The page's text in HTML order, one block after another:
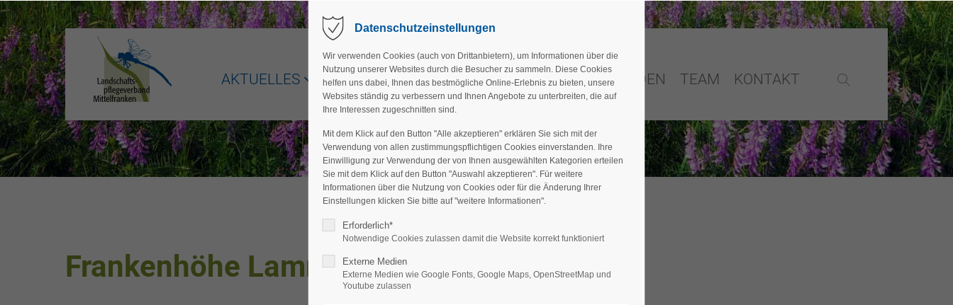
AKTUELLES ANGEBOT VEREIN PROJEKTE SPENDEN TEAM KONTAKT
Frankenhöhe Lamm-Aktionswochen
Datenschutzeinstellungen
Wir verwenden Cookies (auch von Drittanbietern), um Informationen über die
Nutzung unserer Websites durch die Besucher zu sammeln. Diese Cookies
helfen uns dabei, Ihnen das bestmögliche Online-Erlebnis zu bieten, unsere
Websites ständig zu verbessern und Ihnen Angebote zu unterbreiten, die auf
Ihre Interessen zugeschnitten sind.
Mit dem Klick auf den Button "Alle akzeptieren" erklären Sie sich mit der
Verwendung von allen zustimmungspflichtigen Cookies einverstanden. Ihre
Einwilligung zur Verwendung der von Ihnen ausgewählten Kategorien erteilen
Sie mit dem Klick auf den Button "Auswahl akzeptieren". Für weitere
Informationen über die Nutzung von Cookies oder für die Änderung Ihrer
Einstellungen klicken Sie bitte auf "weitere Informationen".
Erforderlich*
Notwendige Cookies zulassen damit die Website korrekt funktioniert
Externe Medien
Externe Medien wie Google Fonts, Google Maps, OpenStreetMap und
Youtube zulassen